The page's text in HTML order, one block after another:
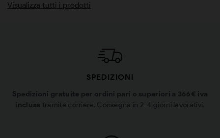
Visualizza tutti i prodotti
SPEDIZIONI
Spedizioni gratuite per ordini pari o superiori a 366€ iva
inclusa tramite corriere. Consegna in 2-4 giorni lavorativi.